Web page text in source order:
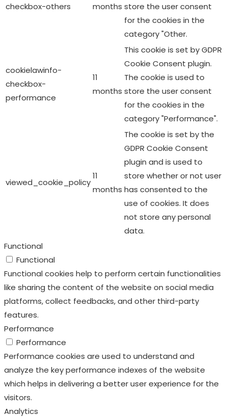
checkbox-others
months store the user consent
for the cookies in the
category "Other.
cookielawinfo-
checkbox-
performance
11
months
This cookie is set by GDPR
Cookie Consent plugin.
The cookie is used to
store the user consent
for the cookies in the
category "Performance".
viewed_cookie_policy
11
months
The cookie is set by the
GDPR Cookie Consent
plugin and is used to
store whether or not user
has consented to the
use of cookies. It does
not store any personal
data.
Functional
Functional
Functional cookies help to perform certain functionalities
like sharing the content of the website on social media
platforms, collect feedbacks, and other third-party
features.
Performance
Performance
Performance cookies are used to understand and
analyze the key performance indexes of the website
which helps in delivering a better user experience for the
visitors.
Analytics